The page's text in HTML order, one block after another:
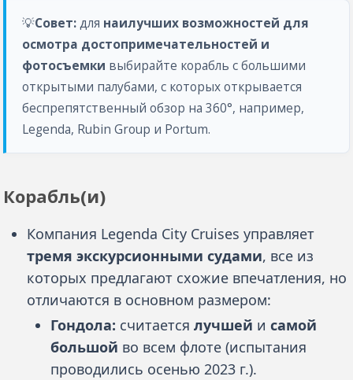
💡Совет:для наилучших возможностей для
осмотра достопримечательностей и
фотосъемки выбирайте корабль с большими
открытыми палубами, с которых открывается
беспрепятственный обзор на 360°, например,
Legenda, Rubin Group и Portum.
Корабль(и)
Компания Legenda City Cruises управляет
тремя экскурсионными судами, все из
которых предлагают схожие впечатления, но
отличаются в основном размером:
Гондола: считаетсялучшей исамой
большой во всем флоте (испытания
проводились осенью 2023 г.).